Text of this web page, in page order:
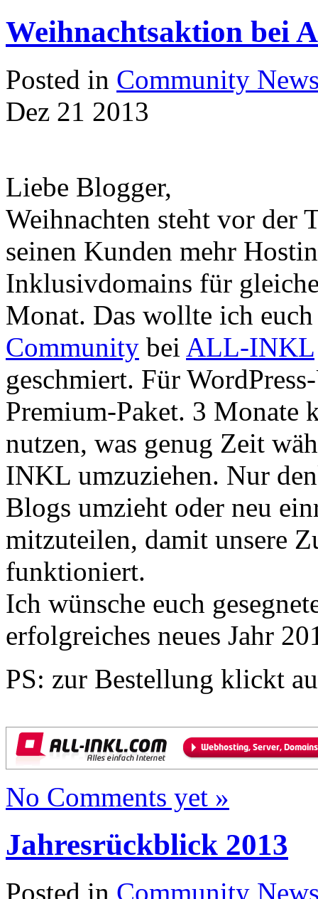
Weihnachtsaktion bei
Posted in Community
Dez 21 2013
Liebe Blogger,
Weihnachten steht vor der
seinen Kunden mehr
Inklusivdomains für
Monat. Das wollte ich
Community bei ALL-INKL
geschmiert. Für
Premium-Paket. 3 Monate
nutzen, was genug Zeit
INKL umzuziehen. Nur
Blogs umzieht oder neu
mitzuteilen, damit unsere
funktioniert.
Ich wünsche euch
erfolgreiches neues Jahr
PS: zur Bestellung klickt
No Comments yet »
Jahresrückblick 2013
Posted in Community